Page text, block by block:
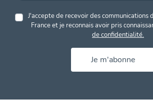
J'accepte de recevoir des communications
France et je reconnais avoir pris
de confidentialité.
Je m'abonne